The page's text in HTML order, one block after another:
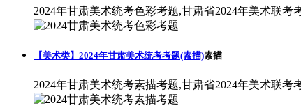
2024年甘肃美术统考色彩考题,甘肃省2024年美术联考
【美术类】2024年甘肃美术统考考题(素描)素描
2024年甘肃美术统考素描考题,甘肃省2024年美术联考